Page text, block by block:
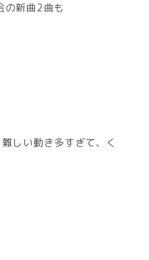
の新曲2曲も
しい動き多すぎて、く